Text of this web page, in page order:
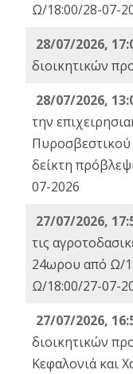
Ω/18:00/28-07-
28/07/2026,
διοικητικών
28/07/2026,
την
δείκτη
07-2026
27/07/2026,
τις
24ωρου από Ω/
Ω/18:00/27-07-
27/07/2026,
διοικητικών
Κεφαλονιά και